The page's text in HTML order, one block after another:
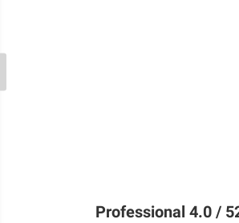
Professional 4.0 /